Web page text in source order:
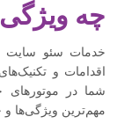
چه
خدمات سئو سایت
اقدامات و
شما در موتورهای
مهم‌ترین ویژگی‌ها